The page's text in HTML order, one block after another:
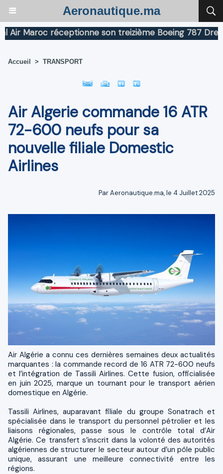
Aeronautique.ma
réceptionne son treizième Boeing 787 Dreamliner
Accueil > TRANSPORT
Air Algerie commande 16 ATR
72-600 neufs pour sa
nouvelle filiale Domestic
Airlines
Par Aeronautique.ma, le 4 Juillet 2025
Air Algérie a connu ces dernières semaines deux actualités
marquantes : la commande record de 16 ATR 72-600 neufs
et l’intégration de Tassili Airlines. Cette fusion, officialisée
en juin 2025, marque un tournant pour le transport aérien
domestique en Algérie.
Tassili Airlines, auparavant filiale du groupe Sonatrach et
spécialisée dans le transport du personnel pétrolier et les
liaisons régionales, passe sous le contrôle total d’Air
Algérie. Ce transfert s’inscrit dans la volonté des autorités
algériennes de structurer le secteur autour d’un pôle public
unique, assurant une meilleure connectivité entre les
régions.